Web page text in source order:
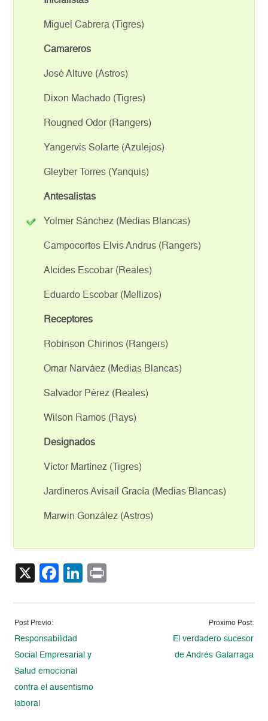
Miguel Cabrera (Tigres)
Camareros
José Altuve (Astros)
Dixon Machado (Tigres)
Rougned Odor (Rangers)
Yangervis Solarte (Azulejos)
Gleyber Torres (Yanquis)
Antesalistas
Yolmer Sánchez (Medias Blancas)
Campocortos Elvis Andrus (Rangers)
Alcides Escobar (Reales)
Eduardo Escobar (Mellizos)
Receptores
Robinson Chirinos (Rangers)
Omar Narváez (Medias Blancas)
Salvador Pérez (Reales)
Wilson Ramos (Rays)
Designados
Víctor Martínez (Tigres)
Jardineros Avisail Gracía (Medias Blancas)
Marwin González (Astros)
X Facebook
LinkedIn
Post Previo:
Responsabilidad
Social Empresarial y
Salud emocional
contra el ausentismo
laboral
Proximo Post:
El verdadero sucesor
de Andrés Galarraga